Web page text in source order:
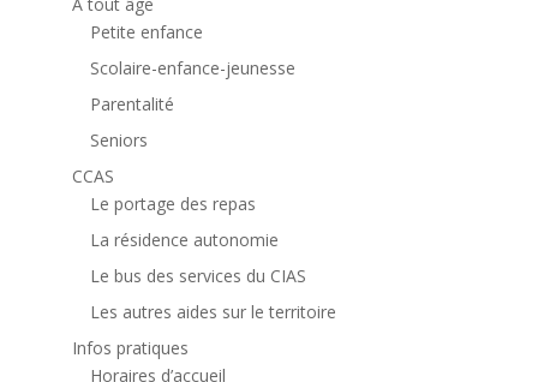
Petite enfance
Scolaire-enfance-jeunesse
Parentalité
Seniors
CCAS
Le portage des repas
La résidence autonomie
Le bus des services du CIAS
Les autres aides sur le territoire
Infos pratiques
Horaires d’accueil